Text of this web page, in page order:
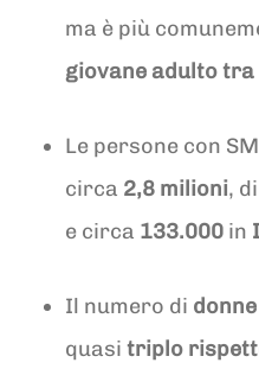
ma è più
giovane adulto tra
Le persone con
circa 2,8 milioni,
e circa 133.000 in
Il numero di donne
quasi triplo